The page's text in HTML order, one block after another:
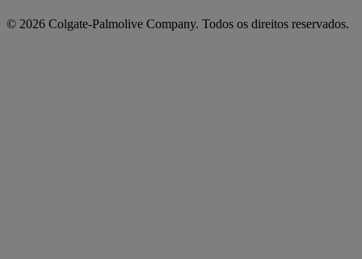
© 2026 Colgate-Palmolive Company. Todos os direitos reservados.